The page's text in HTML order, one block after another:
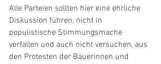
Alle Parteien sollten hier eine ehrliche
Diskussion führen, nicht in
populistische Stimmungsmache
verfallen und auch nicht versuchen, aus
den Protesten der Bäuerinnen und